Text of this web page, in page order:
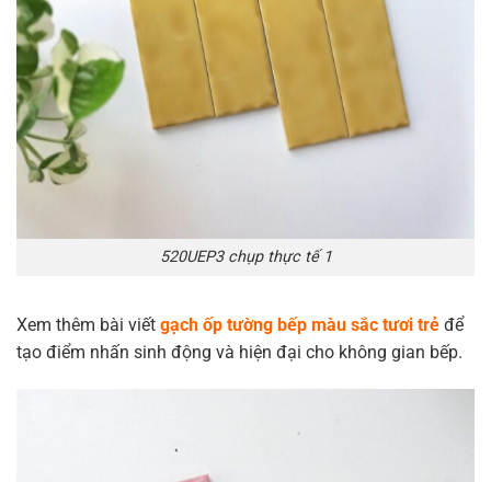
520UEP3 chụp thực tế 1
Xem thêm bài viết gạch ốp tường bếp màu sắc tươi trẻ để
tạo điểm nhấn sinh động và hiện đại cho không gian bếp.